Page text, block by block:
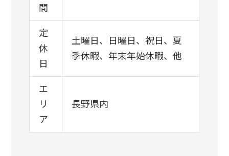
間
定
休
日
土曜日、日曜日、祝日、夏
季休暇、年末年始休暇、他
エ
リ
ア
長野県内